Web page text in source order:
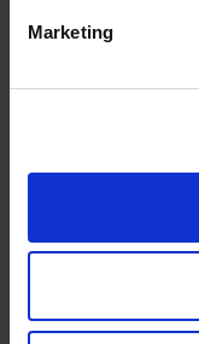
Marketing